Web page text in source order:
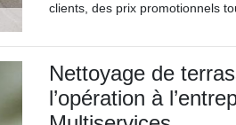
clients, des prix promotionnels
Nettoyage de
l’opération à